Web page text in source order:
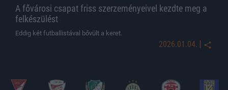
A fővárosi csapat friss szerzeményeivel kezdte meg a
felkészülést
Eddig két futballistával bővült a keret.
2026.01.04. |